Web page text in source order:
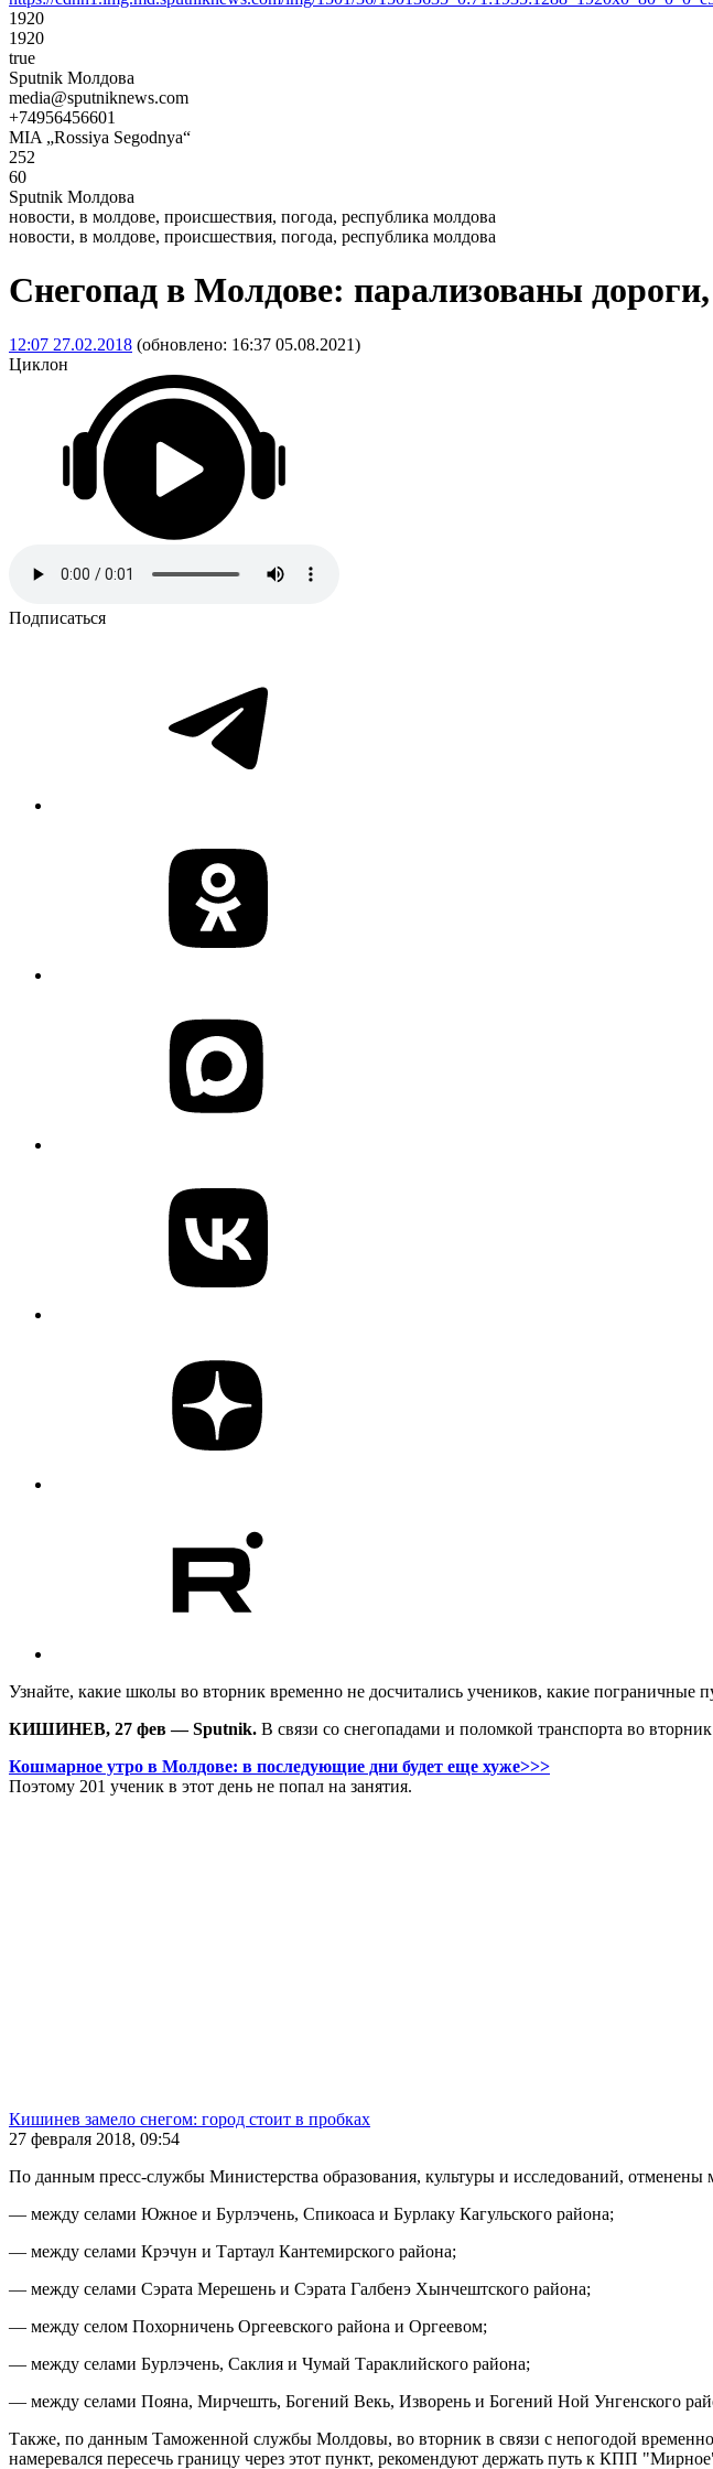
1920
1920
true
Sputnik Молдова
media@sputniknews.com
+74956456601
MIA „Rossiya Segodnya“
252
60
Sputnik Молдова
новости, в молдове, происшествия, погода, республика молдова
новости, в молдове, происшествия, погода, республика молдова
Снегопад в Молдове: парализованы
12:07 27.02.2018 (обновлено: 16:37 05.08.2021)
Циклон
Подписаться
Узнайте, какие школы во вторник временно не досчитались учеников, какие пограничные
КИШИНЕВ, 27 фев — Sputnik. В связи со снегопадами и поломкой транспорта во
Кошмарное утро в Молдове: в последующие дни будет еще хуже>>>
Поэтому 201 ученик в этот день не попал на занятия.
Кишинев замело снегом: город стоит в пробках
27 февраля 2018, 09:54
По данным пресс-службы Министерства образования, культуры и исследований,
— между селами Южное и Бурлэчень, Спикоаса и Бурлаку Кагульского района;
— между селами Крэчун и Тартаул Кантемирского района;
— между селами Сэрата Мерешень и Сэрата Галбенэ Хынчештского района;
— между селом Похорничень Оргеевского района и Оргеевом;
— между селами Бурлэчень, Саклия и Чумай Тараклийского района;
— между селами Пояна, Мирчешть, Богений Векь, Изворень и Богений Ной Унгенского
Также, по данным Таможенной службы Молдовы, во вторник в связи с непогодой
намеревался пересечь границу через этот пункт, рекомендуют держать путь к КПП